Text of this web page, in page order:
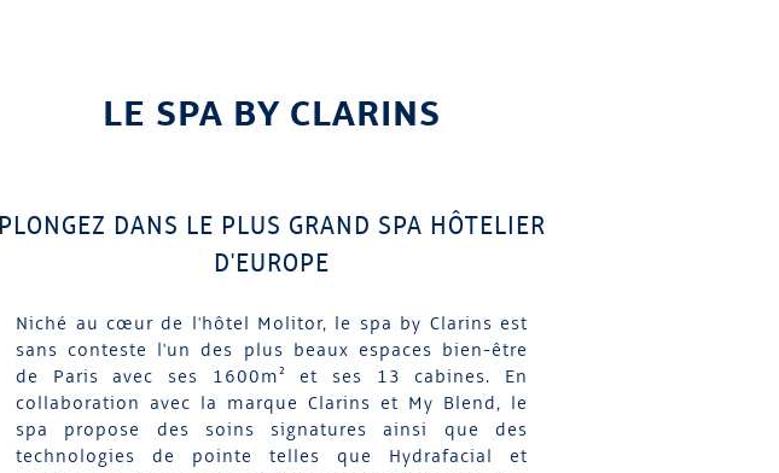
LE SPA BY CLARINS
PLONGEZ DANS LE PLUS GRAND SPA HÔTELIER
D'EUROPE
Niché au cœur de l'hôtel Molitor, le spa by Clarins est
sans conteste l'un des plus beaux espaces bien-être
de Paris avec ses 1600m² et ses 13 cabines. En
collaboration avec la marque Clarins et My Blend, le
spa propose des soins signatures ainsi que des
technologies de pointe telles que Hydrafacial et